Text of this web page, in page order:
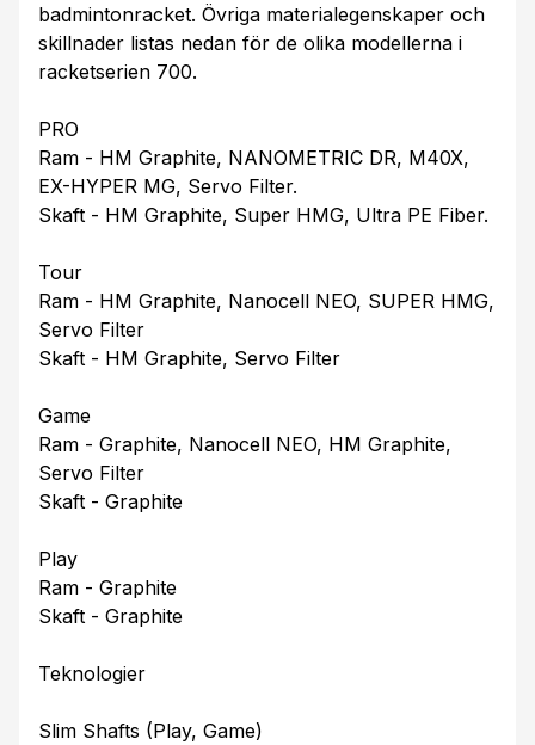
badmintonracket. Övriga materialegenskaper och
skillnader listas nedan för de olika modellerna i
racketserien 700.
PRO
Ram - HM Graphite, NANOMETRIC DR, M40X,
EX-HYPER MG, Servo Filter.
Skaft - HM Graphite, Super HMG, Ultra PE Fiber.
Tour
Ram - HM Graphite, Nanocell NEO, SUPER HMG,
Servo Filter
Skaft - HM Graphite, Servo Filter
Game
Ram - Graphite, Nanocell NEO, HM Graphite,
Servo Filter
Skaft - Graphite
Play
Ram - Graphite
Skaft - Graphite
Teknologier
Slim Shafts (Play, Game)